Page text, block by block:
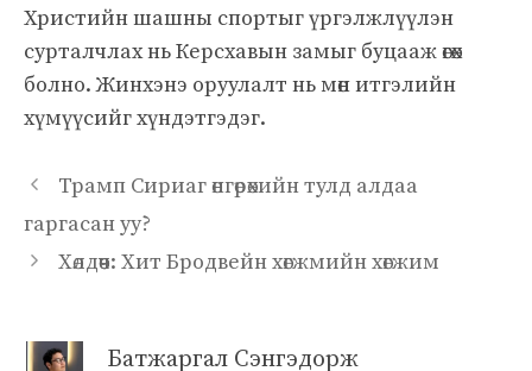
Христийн шашны спортыг үргэлжлүүлэн
сурталчлах нь Керсхавын замыг буцааж өгөх
болно. Жинхэнэ оруулалт нь мөн итгэлийн
хүмүүсийг хүндэтгэдэг.
Трамп Сириаг өнгөрөхийн тулд алдаа
гаргасан уу?
Хөлдөөч: Хит Бродвейн хөгжмийн хөгжим
Батжаргал Сэнгэдорж